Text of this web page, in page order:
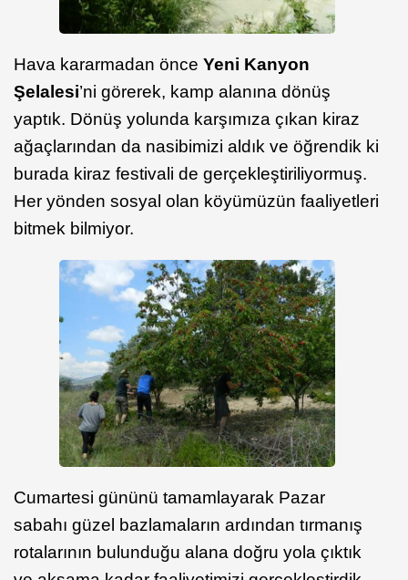
Hava kararmadan önce Yeni Kanyon
Şelalesi’ni görerek, kamp alanına dönüş
yaptık. Dönüş yolunda karşımıza çıkan kiraz
ağaçlarından da nasibimizi aldık ve öğrendik ki
burada kiraz festivali de gerçekleştiriliyormuş.
Her yönden sosyal olan köyümüzün faaliyetleri
bitmek bilmiyor.
Cumartesi gününü tamamlayarak Pazar
sabahı güzel bazlamaların ardından tırmanış
rotalarının bulunduğu alana doğru yola çıktık